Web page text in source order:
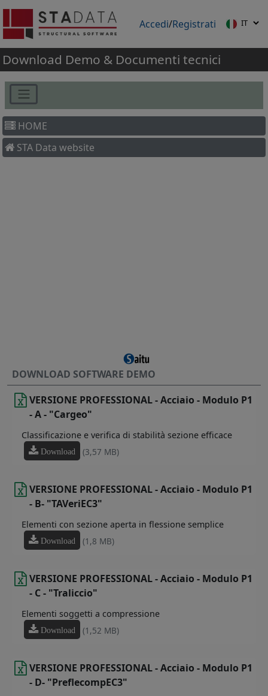
Accedi/Registrati
Download Demo & Documenti tecnici
HOME
STA Data website
DOWNLOAD SOFTWARE DEMO
VERSIONE PROFESSIONAL - Acciaio - Modulo P1
- A - "Cargeo"
Classificazione e verifica di stabilità sezione efficace
Download (3,57 MB)
VERSIONE PROFESSIONAL - Acciaio - Modulo P1
- B- "TAVeriEC3"
Elementi con sezione aperta in flessione semplice
Download (1,8 MB)
VERSIONE PROFESSIONAL - Acciaio - Modulo P1
- C - "Traliccio"
Elementi soggetti a compressione
Download (1,52 MB)
VERSIONE PROFESSIONAL - Acciaio - Modulo P1
- D- "PreflecompEC3"